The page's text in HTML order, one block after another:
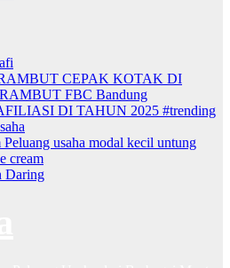
CEPAK KOTAK DI
FBC Bandung
DI TAHUN 2025 #trending
usaha modal kecil untung
cream
Daring